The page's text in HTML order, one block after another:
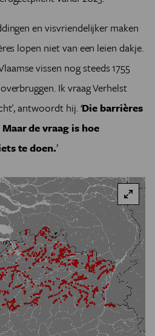
en visvriendelijker maken
lopen niet van een leien dakje.
vissen nog steeds 1755
Ik vraag Verhelst
antwoordt hij. ‘Die barrières
de vraag is hoe
te doen.’